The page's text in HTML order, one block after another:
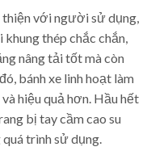
thiện với người sử dụng,
thép chắc chắn,
nâng tải tốt mà còn
bánh xe linh hoạt làm
hiệu quả hơn. Hầu hết
bị tay cầm cao su
trình sử dụng.